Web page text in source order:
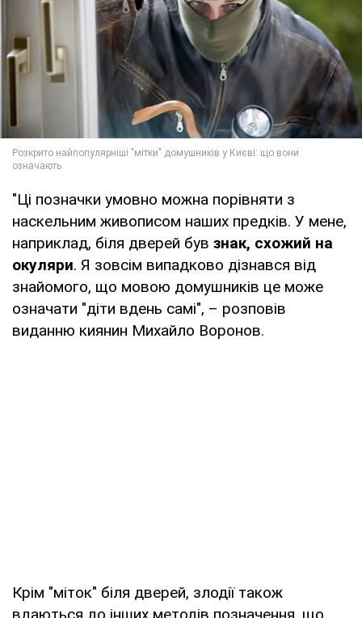
"Ці позначки умовно можна порівняти з
наскельним живописом наших предків. У мене,
наприклад, біля дверей був знак, схожий на
окуляри. Я зовсім випадково дізнався від
знайомого, що мовою домушників це може
означати "діти вдень самі", – розповів
виданню киянин Михайло Воронов.
Крім "міток" біля дверей, злодії також